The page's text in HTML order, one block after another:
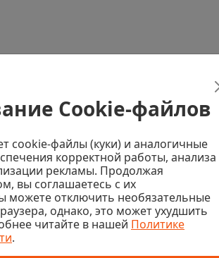
для гипсокартона
Cookie-файлов
cookie-файлы (куки) и аналогичные
корректной работы, анализа
рекламы. Продолжая
вы соглашаетесь с их
можете отключить необязательные
однако, это может ухудшить
читайте в нашей Политике
.